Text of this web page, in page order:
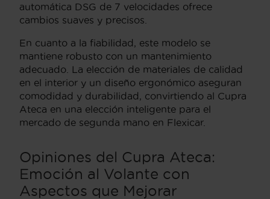
automática DSG de 7 velocidades ofrece
cambios suaves y precisos.
En cuanto a la fiabilidad, este modelo se
mantiene robusto con un mantenimiento
adecuado. La elección de materiales de calidad
en el interior y un diseño ergonómico aseguran
comodidad y durabilidad, convirtiendo al Cupra
Ateca en una elección inteligente para el
mercado de segunda mano en Flexicar.
Opiniones del Cupra Ateca:
Emoción al Volante con
Aspectos que Mejorar